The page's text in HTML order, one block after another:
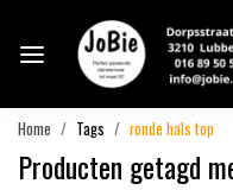
Home Tags ronde hals top
Producten getagd